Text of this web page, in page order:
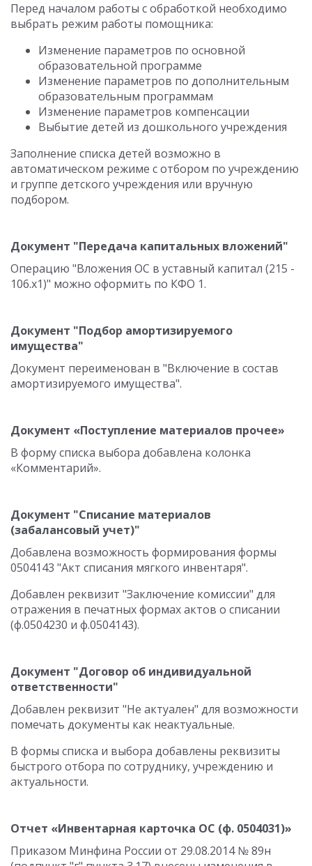
Перед началом работы с обработкой необходимо
выбрать режим работы помощника:
Изменение параметров по основной
образовательной программе
Изменение параметров по дополнительным
образовательным программам
Изменение параметров компенсации
Выбытие детей из дошкольного учреждения
Заполнение списка детей возможно в
автоматическом режиме с отбором по учреждению
и группе детского учреждения или вручную
подбором.
Документ "Передача капитальных вложений"
Операцию "Вложения ОС в уставный капитал (215 -
106.х1)" можно оформить по КФО 1.
Документ "Подбор амортизируемого
имущества"
Документ переименован в "Включение в состав
амортизируемого имущества".
Документ «Поступление материалов прочее»
В форму списка выбора добавлена колонка
«Комментарий».
Документ "Списание материалов
(забалансовый учет)"
Добавлена возможность формирования формы
0504143 "Акт списания мягкого инвентаря".
Добавлен реквизит "Заключение комиссии" для
отражения в печатных формах актов о списании
(ф.0504230 и ф.0504143).
Документ "Договор об индивидуальной
ответственности"
Добавлен реквизит "Не актуален" для возможности
помечать документы как неактуальные.
В формы списка и выбора добавлены реквизиты
быстрого отбора по сотруднику, учреждению и
актуальности.
Отчет «Инвентарная карточка ОС (ф. 0504031)»
Приказом Минфина России от 29.08.2014 № 89н